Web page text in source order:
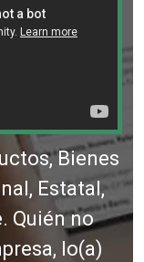
Bienes
Estatal,
Quién no
lo(a)